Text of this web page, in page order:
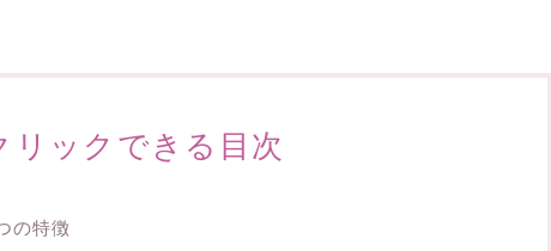
リックできる目次
の特徴